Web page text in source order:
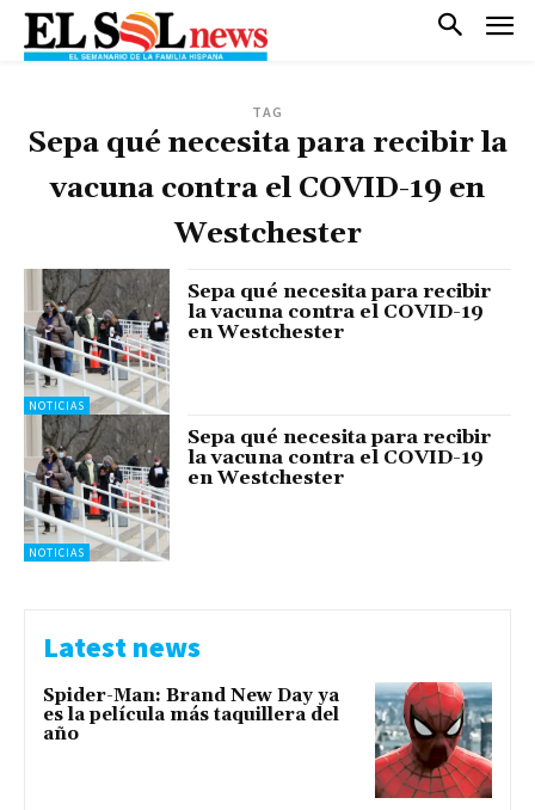
TAG
Sepa qué necesita para recibir la
vacuna contra el COVID-19 en
Westchester
NOTICIAS
Sepa qué necesita para recibir
la vacuna contra el COVID-19
en Westchester
NOTICIAS
Sepa qué necesita para recibir
la vacuna contra el COVID-19
en Westchester
Latest news
Spider-Man: Brand New Day ya
es la película más taquillera del
año